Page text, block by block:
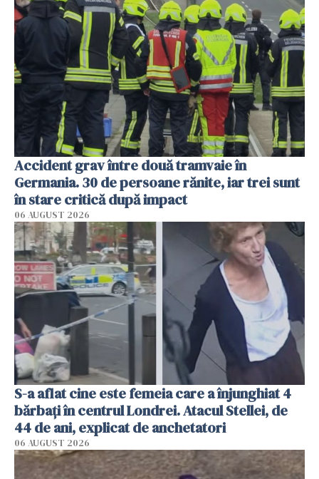
Accident grav între două tramvaie în
Germania. 30 de persoane rănite, iar trei sunt
în stare critică după impact
06 AUGUST 2026
S-a aflat cine este femeia care a înjunghiat 4
bărbați în centrul Londrei. Atacul Stellei, de
44 de ani, explicat de anchetatori
06 AUGUST 2026